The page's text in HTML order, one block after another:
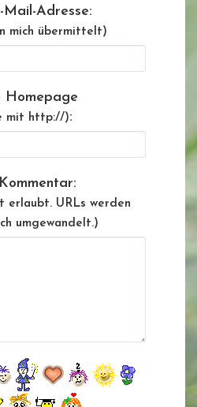
Mail-Adresse:
mich übermittelt)
Homepage
mit http://):
erlaubt. URLs werden
umgewandelt.)